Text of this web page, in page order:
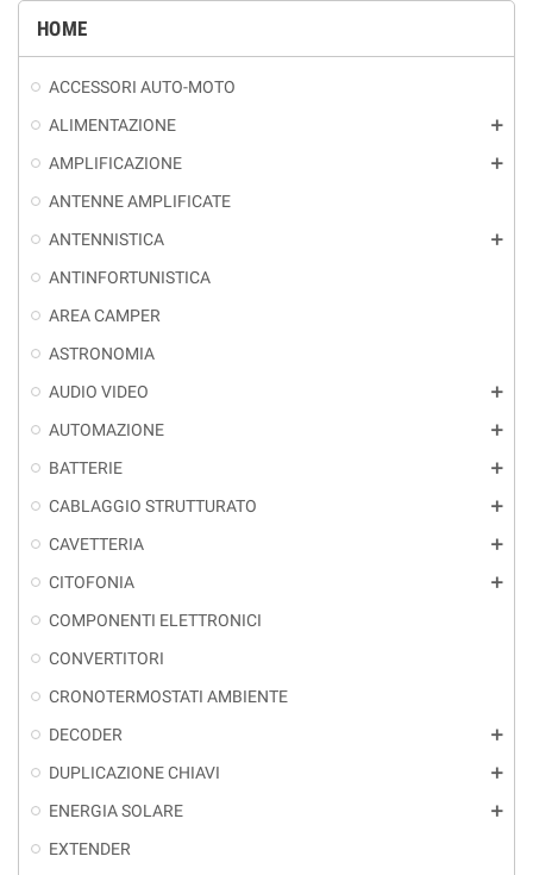
HOME
ACCESSORI AUTO-MOTO
ALIMENTAZIONE
add
AMPLIFICAZIONE add
ANTENNE AMPLIFICATE
ANTENNISTICA
add
ANTINFORTUNISTICA
AREA CAMPER
ASTRONOMIA
AUDIO VIDEO
add
AUTOMAZIONE add
BATTERIE add
CABLAGGIO STRUTTURATO add
CAVETTERIA add
CITOFONIA add
COMPONENTI ELETTRONICI
CONVERTITORI
CRONOTERMOSTATI AMBIENTE
DECODER
add
DUPLICAZIONE CHIAVI add
ENERGIA SOLARE add
EXTENDER